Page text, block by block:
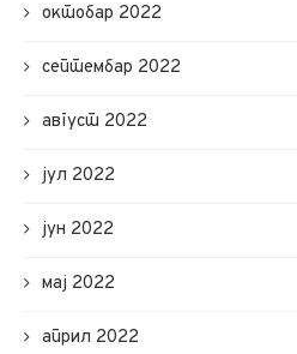
октобар 2022
септембар 2022
август 2022
јул 2022
јун 2022
мај 2022
април 2022